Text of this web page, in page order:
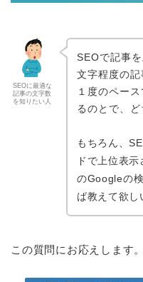
SEOに最適な
記事の文字数
を知りたい人
SEOで記事
文字程度の
１度のペー
るのとで、ど
もちろん、
ドで上位表
のGoogleの
ば教えて欲し
この質問にお応えします。